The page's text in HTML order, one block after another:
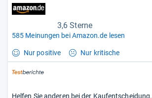
3,6 Sterne
585 Meinungen bei Amazon.de lesen
Nur positive Nur kritische
Helfen Sie anderen bei der Kaufentscheidung.